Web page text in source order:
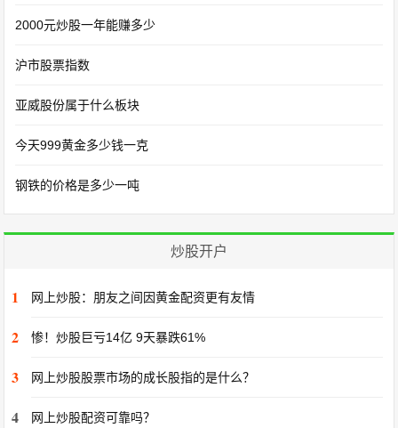
2000元炒股一年能赚多少
沪市股票指数
亚威股份属于什么板块
今天999黄金多少钱一克
钢铁的价格是多少一吨
炒股开户
1 网上炒股：朋友之间因黄金配资更有友情
2 惨！炒股巨亏14亿 9天暴跌61%
3 网上炒股股票市场的成长股指的是什么？
4 网上炒股配资可靠吗？